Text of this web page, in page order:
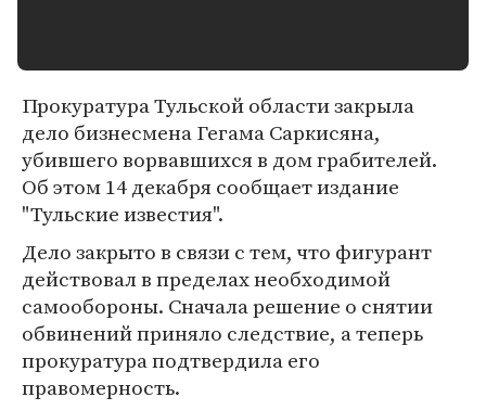
Прокуратура Тульской области закрыла
дело бизнесмена Гегама Саркисяна,
убившего ворвавшихся в дом грабителей.
Об этом 14 декабря сообщает издание
"Тульские известия".
Дело закрыто в связи с тем, что фигурант
действовал в пределах необходимой
самообороны. Сначала решение о снятии
обвинений приняло следствие, а теперь
прокуратура подтвердила его
правомерность.